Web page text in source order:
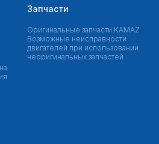
Запчасти
Оригинальные запчасти КAMAZ
Возможные неисправности
двигателей при использовании
неоригинальных запчастей